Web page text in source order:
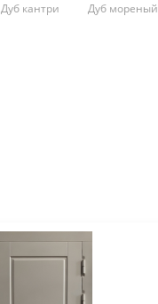
Дуб кантри Дуб мореный